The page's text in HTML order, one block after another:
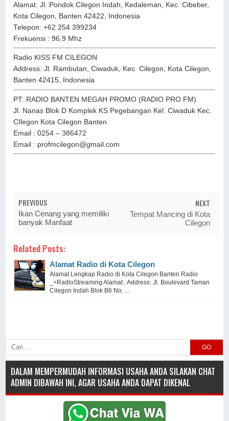
Alamat: Jl. Pondok Cilegon Indah, Kedaleman, Kec. Cibeber,
Kota Cilegon, Banten 42422, Indonesia
Telepon: +62 254 399234
Frekuensi : 96,9 Mhz
Radio KISS FM CILEGON
Address: Jl. Rambutan, Ciwaduk, Kec. Cilegon, Kota Cilegon,
Banten 42415, Indonesia
PT. RADIO BANTEN MEGAH PROMO (RADIO PRO FM)
Jl. Nanas Blok D Komplek KS Pegebangan Kel. Ciwaduk Kec.
CIlegon Kota Cilegon Banten
Email : 0254 – 386472
Email : profmcilegon@gmail.com
PREVIOUS
Ikan Cenang yang memiliki
banyak Manfaat
NEXT
Tempat Mancing di Kota
Cilegon
Related Posts:
Alamat Radio di Kota Cilegon
Alamat Lengkap Radio di Kota Cilegon Banten Radio
_+RadioStreaming Alamat : Address: Jl. Boulevard Taman
Cilegon Indah Blok B6 No. ...
GO
DALAM MEMPERMUDAH INFORMASI USAHA ANDA SILAKAN CHAT
ADMIN DIBAWAH INI, AGAR USAHA ANDA DAPAT DIKENAL